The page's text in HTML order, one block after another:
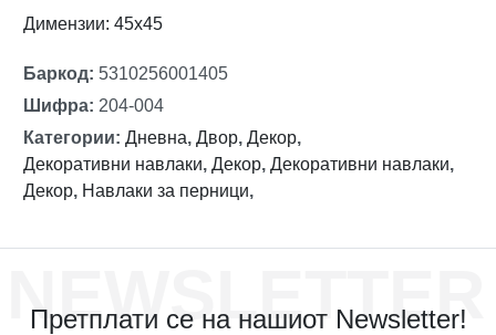
Димензии: 45х45
Баркод: 5310256001405
Шифра: 204-004
Категории: Дневна, Двор, Декор,
Декоративни навлаки, Декор, Декоративни навлаки,
Декор, Навлаки за перници,
NEWSLETTER
Претплати се на нашиот Newsletter!